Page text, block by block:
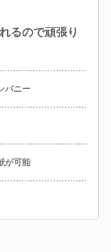
るので頑張り
パニー
が可能